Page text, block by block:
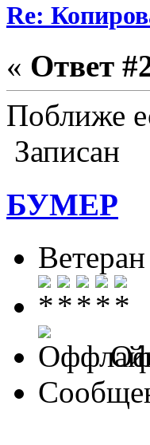
Re:
« Ответ
Поближе
Записан
БУМЕР
Ветеран